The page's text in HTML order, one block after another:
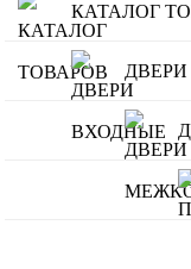
КАТАЛОГ